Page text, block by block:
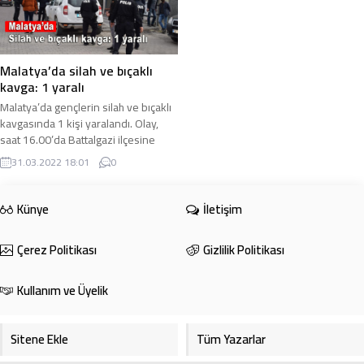
Malatya’da silah ve bıçaklı
kavga: 1 yaralı
Malatya’da gençlerin silah ve bıçaklı
kavgasında 1 kişi yaralandı. Olay,
saat 16.00’da Battalgazi ilçesine
bağlı Çirikpınar Mahallesi’nde
meydana ...
31.03.2022 18:01 0
Künye
İletişim
Çerez Politikası
Gizlilik Politikası
Kullanım ve Üyelik
Sitene Ekle Tüm Yazarlar